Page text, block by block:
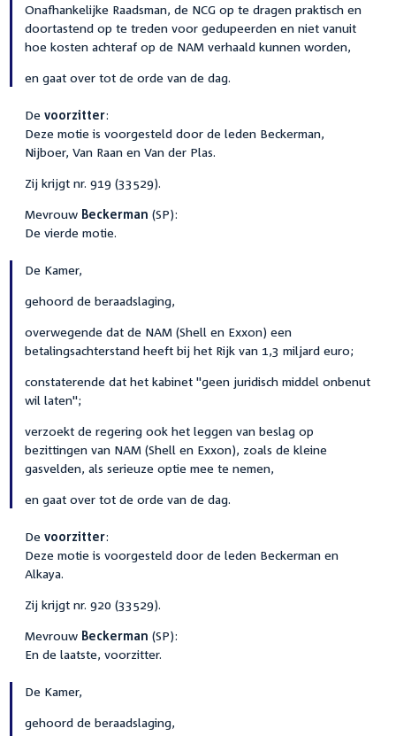
Onafhankelijke Raadsman, de NCG op te dragen praktisch en
doortastend op te treden voor gedupeerden en niet vanuit
hoe kosten achteraf op de NAM verhaald kunnen worden,
en gaat over tot de orde van de dag.
De voorzitter:
Deze motie is voorgesteld door de leden Beckerman,
Nijboer, Van Raan en Van der Plas.
Zij krijgt nr. 919 (33529).
Mevrouw Beckerman (SP):
De vierde motie.
De Kamer,
gehoord de beraadslaging,
overwegende dat de NAM (Shell en Exxon) een
betalingsachterstand heeft bij het Rijk van 1,3 miljard euro;
constaterende dat het kabinet "geen juridisch middel onbenut
wil laten";
verzoekt de regering ook het leggen van beslag op
bezittingen van NAM (Shell en Exxon), zoals de kleine
gasvelden, als serieuze optie mee te nemen,
en gaat over tot de orde van de dag.
De voorzitter:
Deze motie is voorgesteld door de leden Beckerman en
Alkaya.
Zij krijgt nr. 920 (33529).
Mevrouw Beckerman (SP):
En de laatste, voorzitter.
De Kamer,
gehoord de beraadslaging,